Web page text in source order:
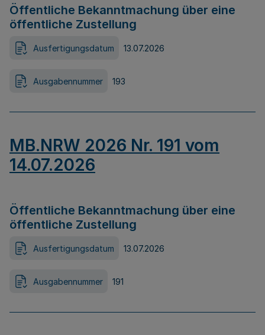
Öffentliche Bekanntmachung über eine
öffentliche Zustellung
Ausfertigungsdatum 13.07.2026
Ausgabennummer 193
MB.NRW 2026 Nr. 191 vom
14.07.2026
Öffentliche Bekanntmachung über eine
öffentliche Zustellung
Ausfertigungsdatum 13.07.2026
Ausgabennummer 191